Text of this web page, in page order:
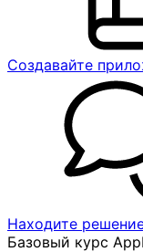
Создавайте
Находите
Базовый курс